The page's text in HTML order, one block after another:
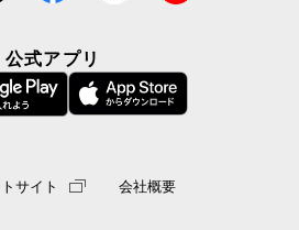
公式アプリ
サイト 会社概要